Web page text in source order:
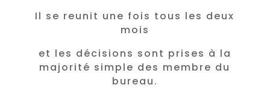
Il se reunit une fois tous les deux
mois
et les décisions sont prises à la
majorité simple des membre du
bureau.